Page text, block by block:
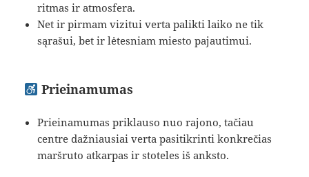
ritmas ir atmosfera.
Net ir pirmam vizitui verta palikti laiko ne tik
sąrašui, bet ir lėtesniam miesto pajautimui.
Prieinamumas
Prieinamumas priklauso nuo rajono, tačiau
centre dažniausiai verta pasitikrinti konkrečias
maršruto atkarpas ir stoteles iš anksto.